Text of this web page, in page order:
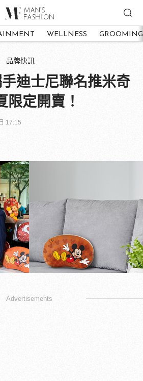
WELLNESS GROOMING
品牌快訊
迪士尼聯名推米奇
限定開賣！
17:15
Advertisements